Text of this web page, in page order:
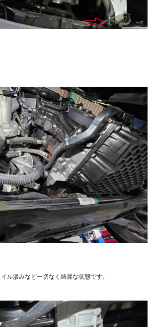
イル滲みなど一切なく綺麗な状態です。